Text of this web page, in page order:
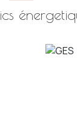
beaux
pour un
(abonnements